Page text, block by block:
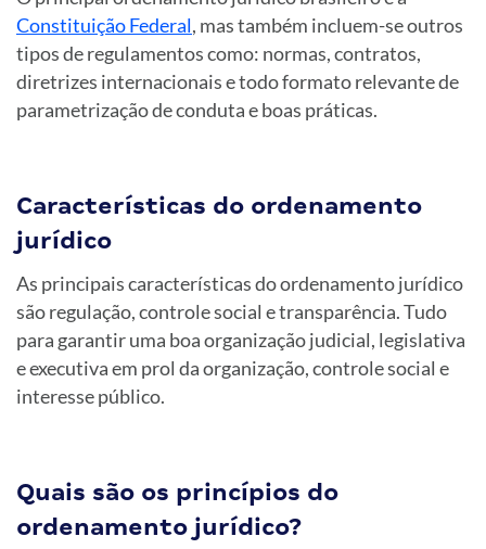
Constituição Federal, mas também incluem-se outros
tipos de regulamentos como: normas, contratos,
diretrizes internacionais e todo formato relevante de
parametrização de conduta e boas práticas.
Características do ordenamento
jurídico
As principais características do ordenamento jurídico
são regulação, controle social e transparência. Tudo
para garantir uma boa organização judicial, legislativa
e executiva em prol da organização, controle social e
interesse público.
Quais são os princípios do
ordenamento jurídico?